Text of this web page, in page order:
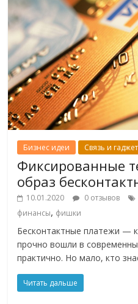
Бизнес идеи Связь и
Фиксированные
образ
10.01.2020 0 отзывов
финансы, фишки
Бесконтактные платежи —
прочно вошли в
практично. Но мало, кто
Читать дальше